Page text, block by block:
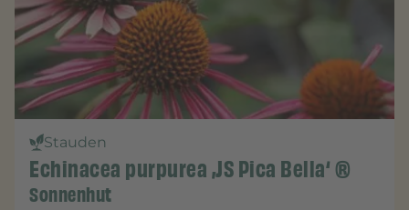
Stauden
Echinacea purpurea ‚JS Pica Bella‘ ®
Sonnenhut